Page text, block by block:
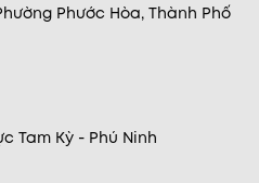
Phước Hòa, Thành Phố
Tam Kỳ - Phú Ninh